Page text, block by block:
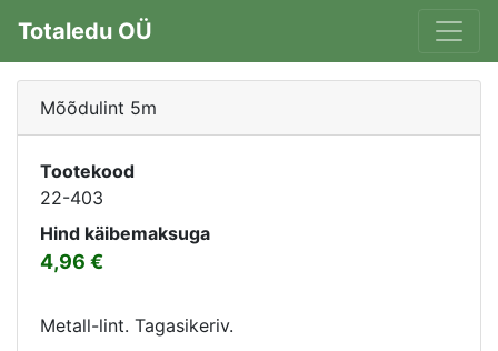
Totaledu OÜ
Mõõdulint 5m
Tootekood
22-403
Hind käibemaksuga
4,96
Metall-lint. Tagasikeriv.